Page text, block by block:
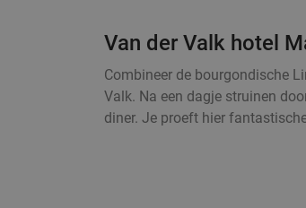
Van der Valk hotel
Combineer de bourgondische
Valk. Na een dagje struinen
diner. Je proeft hier